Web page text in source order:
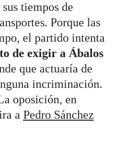
tiempos de
Porque las
el partido intenta
de exigir a Ábalos
que actuaría de
incriminación.
oposición, en
a Pedro Sánchez